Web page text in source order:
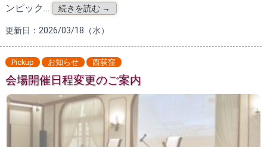
ンピック…
続きを読む →
更新日：2026/03/18（水）
Pickup お知らせ 西荻窪
会場開催日程変更のご案内